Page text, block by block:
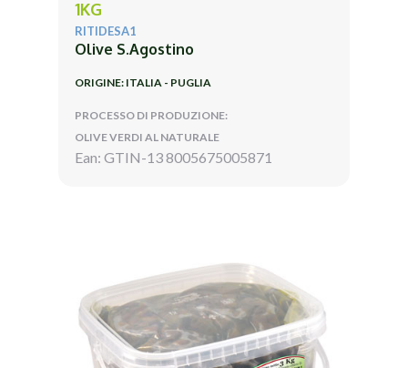
1KG
RITIDESA1
Olive S.Agostino
ORIGINE: ITALIA - PUGLIA
PROCESSO DI PRODUZIONE:
OLIVE VERDI AL NATURALE
Ean: GTIN-13 8005675005871